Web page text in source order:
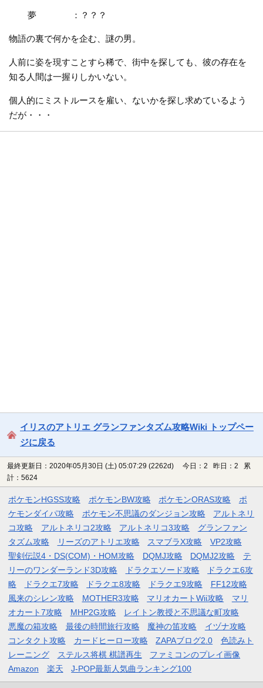
夢 ：？？？
物語の裏で何かを企む、謎の男。
人前に姿を現すことすら稀で、街中を探しても、彼の存在を
知る人間は一握りしかいない。
個人的にミストルースを雇い、ないかを探し求めているよう
だが・・・
イリスのアトリエ グランファンタズム攻略Wiki トップペー
ジに戻る
最終更新日：2020年05月30日 (土) 05:07:29 (2262d)
今日：2 昨日：2 累
計：5624
ポケモンHGSS攻略 ポケモンBW攻略 ポケモンORAS攻略
ポ
ケモンダイパ攻略
ポケモン不思議のダンジョン攻略
アルトネリ
コ攻略
アルトネリコ2攻略 アルトネリコ3攻略
グランファン
タズム攻略
リーズのアトリエ攻略 スマブラX攻略
VP2攻略
聖剣伝説4・DS(COM)・HOM攻略
DQMJ攻略 DQMJ2攻略
テ
リーのワンダーランド3D攻略
ドラクエソード攻略
ドラクエ6攻
略
ドラクエ7攻略 ドラクエ8攻略 ドラクエ9攻略
FF12攻略
風来のシレン攻略
MOTHER3攻略 マリオカートWii攻略
マリ
オカート7攻略
MHP2G攻略
レイトン教授と不思議な町攻略
悪魔の箱攻略
最後の時間旅行攻略 魔神の笛攻略
イヅナ攻略
コンタクト攻略
カードヒーロー攻略 ZAPAブログ2.0
色読みト
レーニング
ステルス将棋 棋譜再生
ファミコンのプレイ画像
Amazon
楽天 J-POP最新人気曲ランキング100